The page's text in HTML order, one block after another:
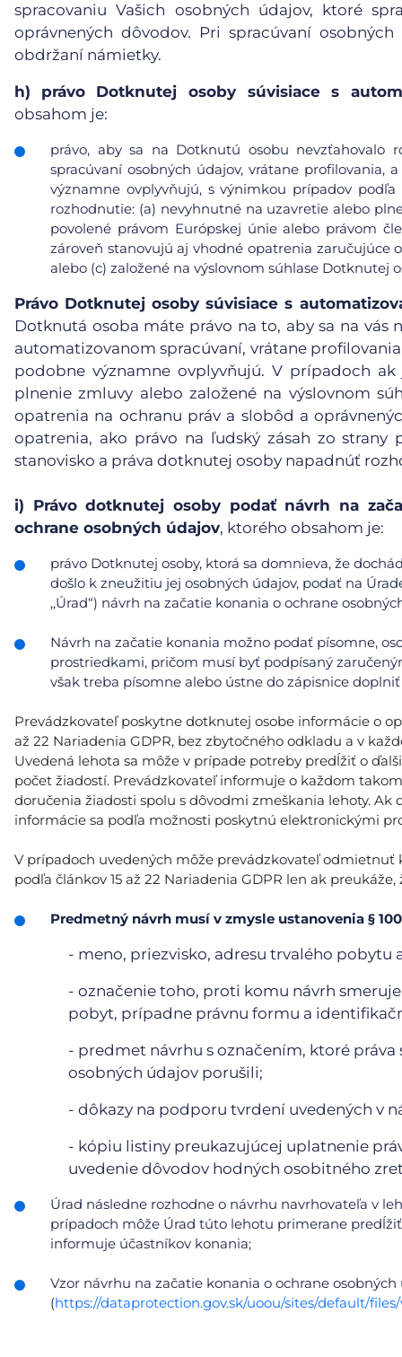
spracovaniu Vašich osobných údajov, ktoré
oprávnených dôvodov. Pri spracúvaní
obdržaní námietky.
h)
právo Dotknutej osoby súvisiace s
obsahom je:
právo, aby sa na Dotknutú osobu nevzťahovalo
spracúvaní osobných údajov, vrátane
významne ovplyvňujú, s výnimkou prípadov
rozhodnutie: (a) nevyhnutné na uzavretie alebo
povolené právom Európskej únie alebo právom
zároveň stanovujú aj vhodné opatrenia zaručujúce
alebo (c) založené na výslovnom súhlase Dotknutej
Právo Dotknutej osoby súvisiace s
Dotknutá osoba máte právo na to, aby sa na vás
automatizovanom spracúvaní, vrátane
podobne významne ovplyvňujú. V prípadoch
plnenie zmluvy alebo založené na výslovnom
opatrenia na ochranu práv a slobôd a
opatrenia, ako právo na ľudský zásah zo
stanovisko a práva dotknutej osoby napadnúť
i) Právo dotknutej osoby podať návrh na
ochrane osobných údajov, ktorého obsahom je:
právo Dotknutej osoby, ktorá sa domnieva, že
došlo k zneužitiu jej osobných údajov, podať na
,,Úrad“) návrh na začatie konania o ochrane
Návrh na začatie konania možno podať písomne,
prostriedkami, pričom musí byť podpísaný
však treba písomne alebo ústne do zápisnice
Prevádzkovateľ poskytne dotknutej osobe informácie o
až 22 Nariadenia GDPR, bez zbytočného odkladu a v
Uvedená lehota sa môže v prípade potreby predĺžiť o
počet žiadostí. Prevádzkovateľ informuje o každom
doručenia žiadosti spolu s dôvodmi zmeškania lehoty.
informácie sa podľa možnosti poskytnú elektronickými
V prípadoch uvedených môže prevádzkovateľ
podľa článkov 15 až 22 Nariadenia GDPR len ak
Predmetný návrh musí v zmysle ustanovenia §
- meno, priezvisko, adresu trvalého pobytu
- označenie toho, proti komu návrh
pobyt, prípadne právnu formu a
- predmet návrhu s označením, ktoré
osobných údajov porušili;
- dôkazy na podporu tvrdení uvedených v
- kópiu listiny preukazujúcej uplatnenie
uvedenie dôvodov hodných osobitného
Úrad následne rozhodne o návrhu navrhovateľa v
prípadoch môže Úrad túto lehotu primerane
informuje účastníkov konania;
Vzor návrhu na začatie konania o ochrane
(https://dataprotection.gov.sk/uoou/sites/default/